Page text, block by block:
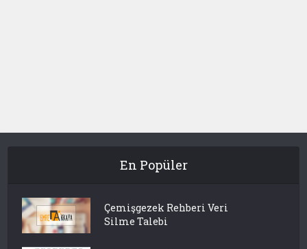
En Popüler
Çemişgezek Rehberi Veri
Silme Talebi